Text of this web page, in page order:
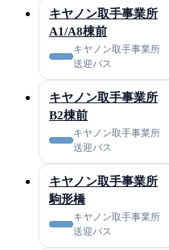
キヤノン取手事業所
A1/A8棟前
キヤノン取手事業所
送迎バス
キヤノン取手事業所
B2棟前
キヤノン取手事業所
送迎バス
キヤノン取手事業所
駒形橋
キヤノン取手事業所
送迎バス